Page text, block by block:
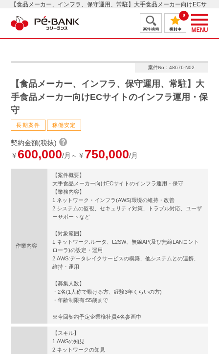
【食品メーカー、インフラ、保守運用、常駐】大手食品メーカー向けECサ
0
案件No：48676-N02
【食品メーカー、インフラ、保守運用、常駐】大
手食品メーカー向けECサイトのインフラ運用・保
守
長期案件 稼働安定
契約金額(税抜)
￥ 600,000/月～￥ 750,000/月
作業内容
【案件概要】
大手食品メーカー向けECサイトのインフラ運用・保守
【業務内容】
1.ネットワーク・インフラ(AWS)環境の維持・改善
2.システムの監視、セキュリティ対策、トラブル対応、ユーザ
ーサポートなど
【対象範囲】
1.ネットワーク:ルータ、L2SW、無線AP(及び無線LANコント
ローラ)の設定・運用
2.AWS:データレイクサービスの構築、他システムとの連携、
維持・運用
【募集人数】
・2名(1人称で動ける方、経験3年くらいの方)
・年齢制限有:55歳まで
※今回契約予定企業様社員4名参画中
【スキル】
1.AWSの知見
2.ネットワークの知見